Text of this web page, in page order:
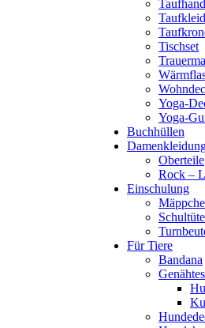
Taufkleid
Tischset
Yoga-
Yoga-
Buchhüllen
Oberteile
Rock –
Einschulung
Schultüte
Für Tiere
Bandana